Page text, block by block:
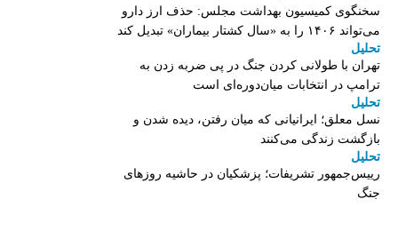
سخنگوی کمیسیون بهداشت مجلس: حذف ارز دارو
می‌تواند ۱۴۰۶ را به «سال کشتار بیماران» تبدیل کند
تحلیل
تهران با طولانی کردن جنگ در پی ضربه زدن به
ترامپ در انتخابات میان‌دوره‌ای است
تحلیل
نسل معلق؛ ایرانیانی که میان رفتن، دیده شدن و
بازگشت زندگی می‌کنند
تحلیل
رییس‌جمهور تشریفات؛ پزشکیان در حاشیه روزهای
جنگ